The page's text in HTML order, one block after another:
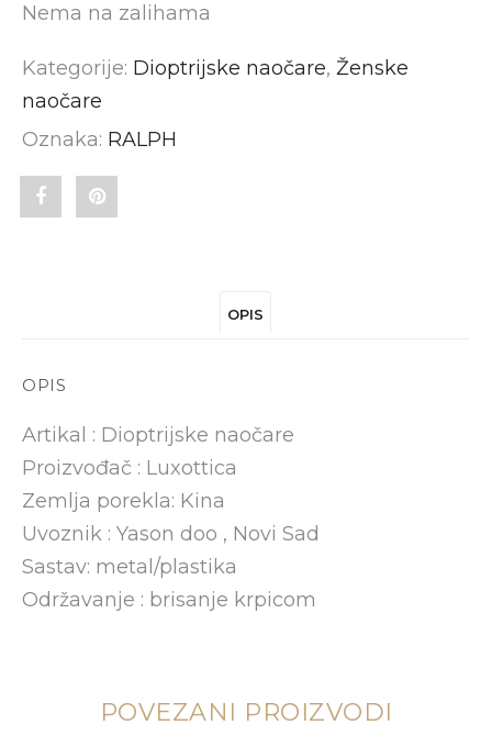
Nema na zalihama
Kategorije: Dioptrijske naočare, Ženske
naočare
Oznaka: RALPH
Share
Facebook
Pin
Pinterest
OPIS
OPIS
Artikal : Dioptrijske naočare
Proizvođač : Luxottica
Zemlja porekla: Kina
Uvoznik : Yason doo , Novi Sad
Sastav: metal/plastika
Održavanje : brisanje krpicom
POVEZANI PROIZVODI